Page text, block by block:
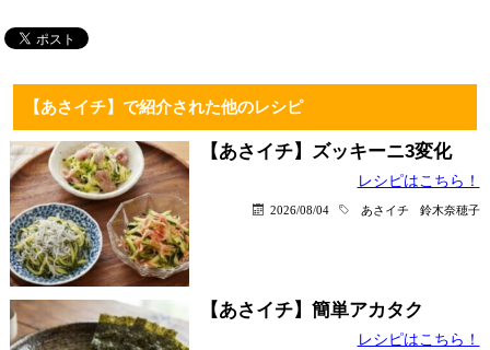
【あさイチ】で紹介された他のレシピ
【あさイチ】ズッキーニ3変化
レシピはこちら！
2026/08/04 あさイチ 鈴木奈穂子
【あさイチ】簡単アカタク
レシピはこちら！